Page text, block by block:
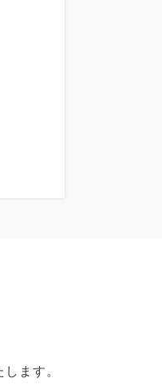
ます。